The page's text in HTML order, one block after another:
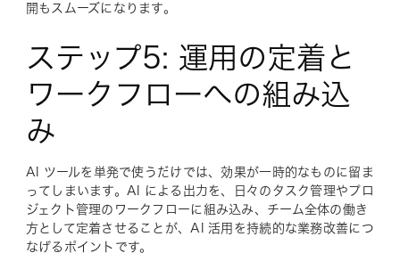
開もスムーズになります。
ステップ5: 運用の定着と
ワークフローへの組み込
み
AI ツールを単発で使うだけでは、効果が一時的なものに留ま
ってしまいます。AI による出力を、日々のタスク管理やプロ
ジェクト管理のワークフローに組み込み、チーム全体の働き
方として定着させることが、AI 活用を持続的な業務改善につ
なげるポイントです。